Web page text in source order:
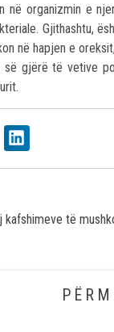
në organizmin e
Gjithashtu,
në hapjen e
së gjërë të vetive
kafshimeve të